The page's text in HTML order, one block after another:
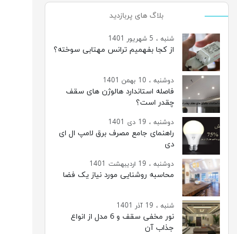
بلاگ های پربازدید
شنبه ، 5 شهریور 1401
از کجا بفهمیم ترانس مهتابی سوخته؟
دوشنبه ، 10 بهمن 1401
فاصله استاندارد هالوژن های سقف
چقدر است؟
دوشنبه ، 19 دی 1401
راهنمای جامع مصرف برق لامپ ال ای
دی
دوشنبه ، 19 اردیبهشت 1401
محاسبه روشنایی مورد نیاز یک فضا
شنبه ، 19 آذر 1401
نور مخفی سقف و 6 مدل از انواع
جذاب آن